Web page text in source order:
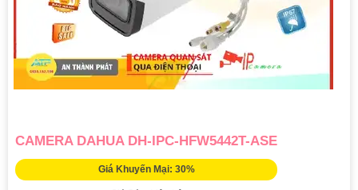
CAMERA DAHUA DH-IPC-HFW5442T-ASE
Giá Khuyến Mại: 30%